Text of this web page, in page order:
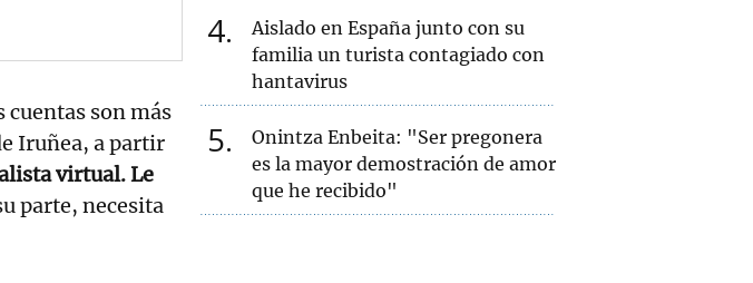
cuentas son más
Iruñea, a partir
virtual. Le
parte, necesita
4
Aislado en España junto con su
familia un turista contagiado con
hantavirus
5
Onintza Enbeita: "Ser pregonera
es la mayor demostración de amor
que he recibido"